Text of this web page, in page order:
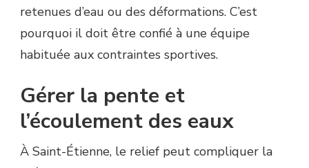
retenues d’eau ou des déformations. C’est
pourquoi il doit être confié à une équipe
habituée aux contraintes sportives.
Gérer la pente et
l’écoulement des eaux
À Saint-Étienne, le relief peut compliquer la